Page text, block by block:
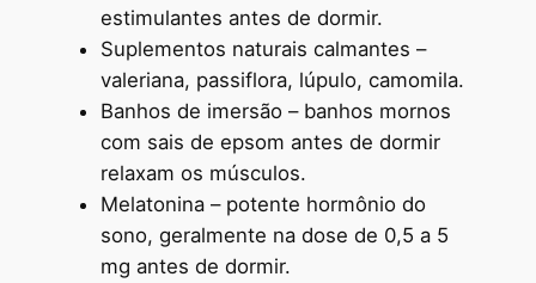
estimulantes antes de dormir.
Suplementos naturais calmantes –
valeriana, passiflora, lúpulo, camomila.
Banhos de imersão – banhos mornos
com sais de epsom antes de dormir
relaxam os músculos.
Melatonina – potente hormônio do
sono, geralmente na dose de 0,5 a 5
mg antes de dormir.